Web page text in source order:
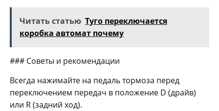
Читать статью Туго переключается
коробка автомат почему
### Советы и рекомендации
Всегда нажимайте на педаль тормоза перед
переключением передач в положение D (драйв)
или R (задний ход).